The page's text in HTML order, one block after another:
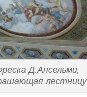
Д.Ансельми,
лестницу